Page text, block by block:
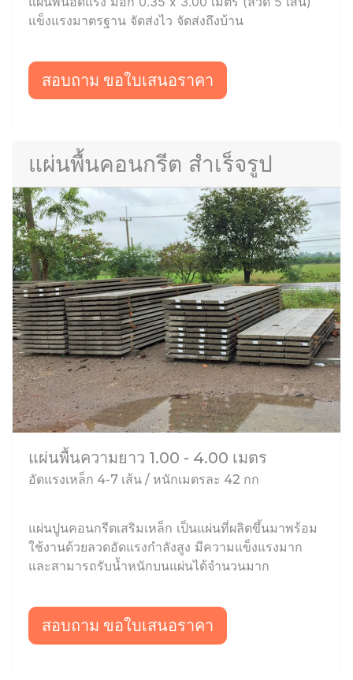
แข็งแรงมาตรฐาน จัดส่งไว จัดส่งถึงบ้าน
สอบถาม ขอใบเสนอราคา
แผ่นพื้นคอนกรีต สำเร็จรูป
แผ่นพื้นความยาว 1.00 - 4.00 เมตร
อัดแรงเหล็ก 4-7 เส้น / หนักเมตรละ 42 กก
แผ่นปูนคอนกรีตเสริมเหล็ก เป็นแผ่นที่ผลิตขึ้นมาพร้อม
ใช้งานด้วยลวดอัดแรงกำลังสูง มีความแข็งแรงมาก
และสามารถรับน้ำหนักบนแผ่นได้จำนวนมาก
สอบถาม ขอใบเสนอราคา